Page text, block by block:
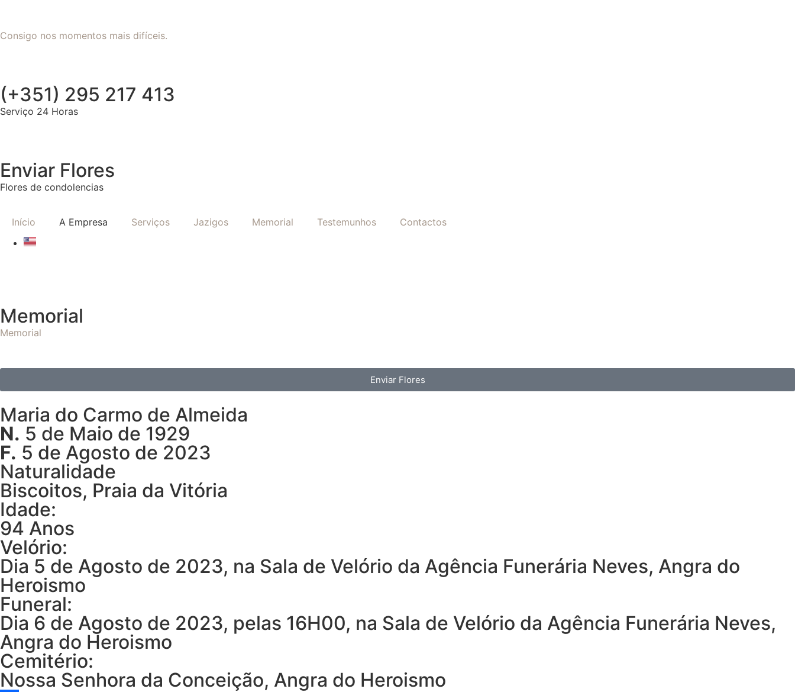
Consigo nos momentos mais difíceis.
(+351) 295 217 413
Serviço 24 Horas
Enviar Flores
Flores de condolencias
Início A Empresa Serviços Jazigos Memorial Testemunhos Contactos
Memorial
Memorial
Enviar Flores
Maria do Carmo de Almeida
N. 5 de Maio de 1929
F. 5 de Agosto de 2023
Naturalidade
Biscoitos, Praia da Vitória
Idade:
94 Anos
Velório:
Dia 5 de Agosto de 2023, na Sala de Velório da Agência Funerária Neves, Angra do
Heroismo
Funeral:
Dia 6 de Agosto de 2023, pelas 16H00, na Sala de Velório da Agência Funerária Neves,
Angra do Heroismo
Cemitério:
Nossa Senhora da Conceição, Angra do Heroismo